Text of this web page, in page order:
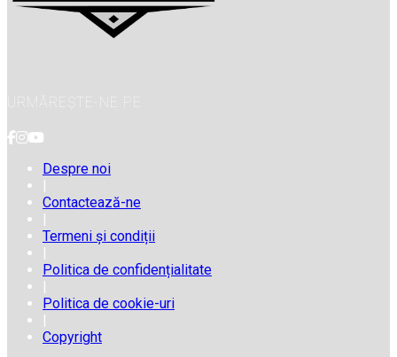
URMĂREȘTE-NE PE
Despre noi
|
Contactează-ne
|
Termeni și condiții
|
Politica de confidențialitate
|
Politica de cookie-uri
|
Copyright